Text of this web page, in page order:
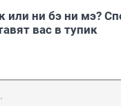
или ни бэ ни мэ?
вас в тупик